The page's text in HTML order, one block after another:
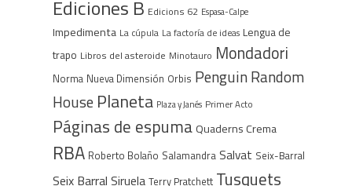
Ediciones B Edicions 62 Espasa-Calpe
Impedimenta La cúpula La factoría de ideas Lengua de
trapo Libros del asteroide Minotauro Mondadori
Norma Nueva Dimensión Orbis Penguin Random
House Planeta Plaza y Janés Primer Acto
Páginas de espumaQuaderns Crema
RBA Roberto Bolaño Salamandra Salvat Seix-Barral
Seix Barral Siruela Terry Pratchett Tusquets